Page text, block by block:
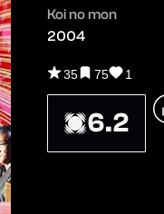
Koi no mon
2004
35 75 1
6.2